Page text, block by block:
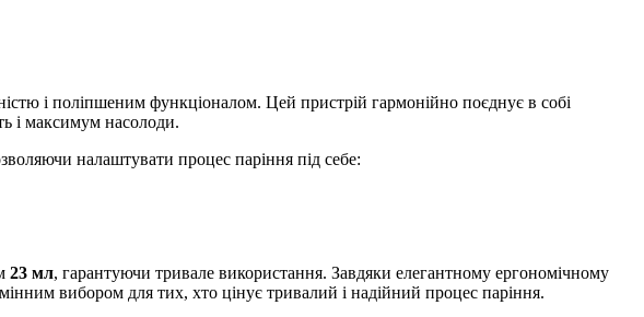
і поліпшеним функціоналом. Цей пристрій гармонійно поєднує в собі
і максимум насолоди.
налаштувати процес паріння під себе:
23 мл, гарантуючи тривале використання. Завдяки елегантному ергономічному
вибором для тих, хто цінує тривалий і надійний процес паріння.